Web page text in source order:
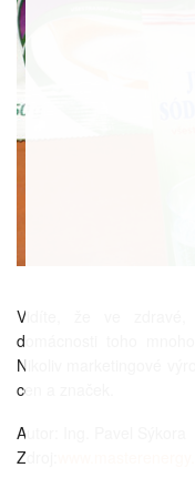
Vidíte, že ve zdravé,
domácnosti toho
Nikoliv marketingové
cen a značek.
Autor: Ing. Pavel Sýkora
Zdroj: